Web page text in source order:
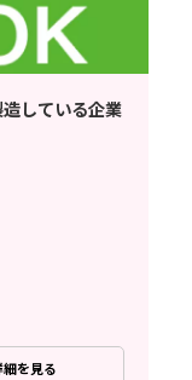
している企業
細を見る